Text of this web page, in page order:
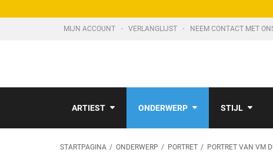
MIJN ACCOUNT VERLANGLIJST NEEM CONTACT MET
ARTIEST ONDERWERP STIJL
STARTPAGINA ONDERWERP PORTRET PORTRET VAN VM